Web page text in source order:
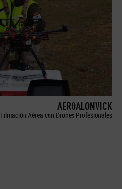
AEROALONVICK
Filmación Aérea con Drones Profesionales